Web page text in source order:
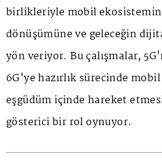
birlikleriyle mobil
dönüşümüne ve geleceğin
yön veriyor. Bu çalışmalar,
6G'ye hazırlık sürecinde
eşgüdüm içinde hareket
gösterici bir rol oynuyor.